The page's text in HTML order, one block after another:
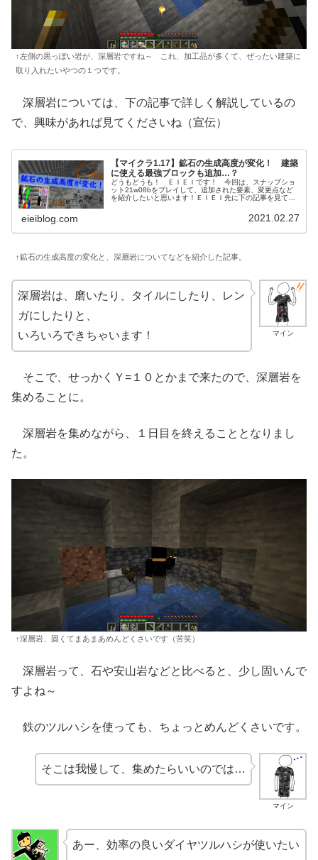
↑左側の黒っぽい岩が、深層岩ですね～ これ、加工品が多くて、ぜったい建築に
取り入れたいやつの１つです。
深層岩については、下の記事で詳しく解説しているの
で、興味があれば見てくださいね（宣伝）
【マイクラ1.17】鉱石の生成高度が変化！ 建築
に使える最強ブロックも追加…？
どうもどうも！ ＥＩＥＩです！ 今回は、スナップショ
ット21w08bをプレイして、追加された要素、変更点など
を紹介したいと思います！ＥＩＥＩ先に下の記事を見てい
eieiblog.com 2021.02.27
↑鉱石の生成高度の変化と、深層岩についてなどを紹介した記事。
マイン
深層岩は、磨いたり、タイルにしたり、レン
ガにしたりと、
いろいろできちゃいます！
そこで、せっかくＹ=１０とかまで来たので、深層岩を
集めることに。
深層岩を集めながら、１日目を終えることとなりまし
た。
↑深層岩、固くてまあまあめんどくさいです（苦笑）
深層岩って、石や安山岩などと比べると、少し固いんで
すよね～
鉄のツルハシを使っても、ちょっとめんどくさいです。
マイン
そこは我慢して、集めたらいいのでは…
あー、効率の良いダイヤツルハシが使いたい